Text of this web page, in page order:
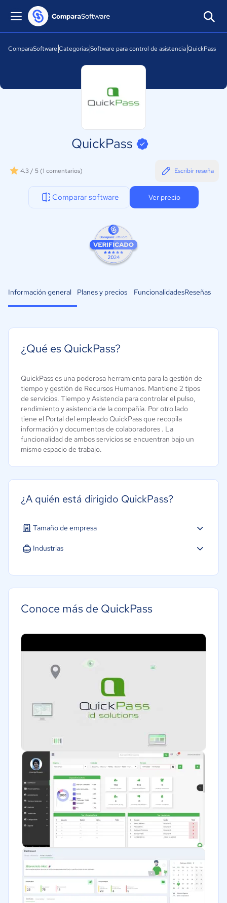
ComparaSoftware CategoríasSoftware para control de asistenciaQuickPass
QuickPass
4.3 / 5 (1 comentarios) Escribir reseña
Comparar software Ver precio
Información general Planes y precios FuncionalidadesReseñas
¿Qué es QuickPass?
QuickPass es una poderosa herramienta para la gestión de
tiempo y gestión de Recursos Humanos. Mantiene 2 tipos
de servicios. Tiempo y Asistencia para controlar el pulso,
rendimiento y asistencia de la compañía. Por otro lado
tiene el Portal del empleado QuickPass que recopila
información y documentos de colaboradores . La
funcionalidad de ambos servicios se encuentran bajo un
mismo espacio de trabajo.
¿A quién está dirigido QuickPass?
Tamaño de empresa
Pequeña: 10 a 49 trabajadores
Industrias
Hotelería / Viajes
Seguros
Legales
Farmacéutica
Minorista
Telecomunicaciones
Financiera
Alimentaria
Salud
Manufactura
ONG
Gobierno
Transporte y logística
Marketing y Comunicación
Automotriz
Conoce más de QuickPass